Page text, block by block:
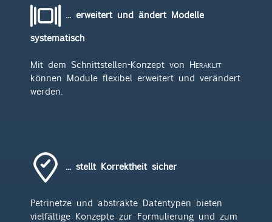
... erweitert und ändert Modelle
systematisch
Mit dem Schnittstellen-Konzept von Heraklit
können Module flexibel erweitert und verändert
werden.
... stellt Korrektheit sicher
Petrinetze und abstrakte Datentypen bieten
vielfältige Konzepte zur Formulierung und zum